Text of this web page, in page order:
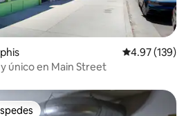
Calificación
4.97 (139)
único en Main Street